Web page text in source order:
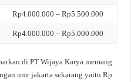
Rp4.000.000 – Rp5.500.000
Rp4.000.000 – Rp5.000.000
di PT Wijaya Karya memang
umr jakarta sekarang yaitu Rp